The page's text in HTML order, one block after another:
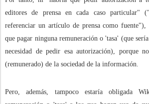
editores de prensa en cada caso particular"
referenciar un artículo de prensa como
que pagar ninguna remuneración o 'tasa' (que
necesidad de pedir esa autorización), porque
(remunerado) de la sociedad de la información.
Pero, además, tampoco estaría obligada